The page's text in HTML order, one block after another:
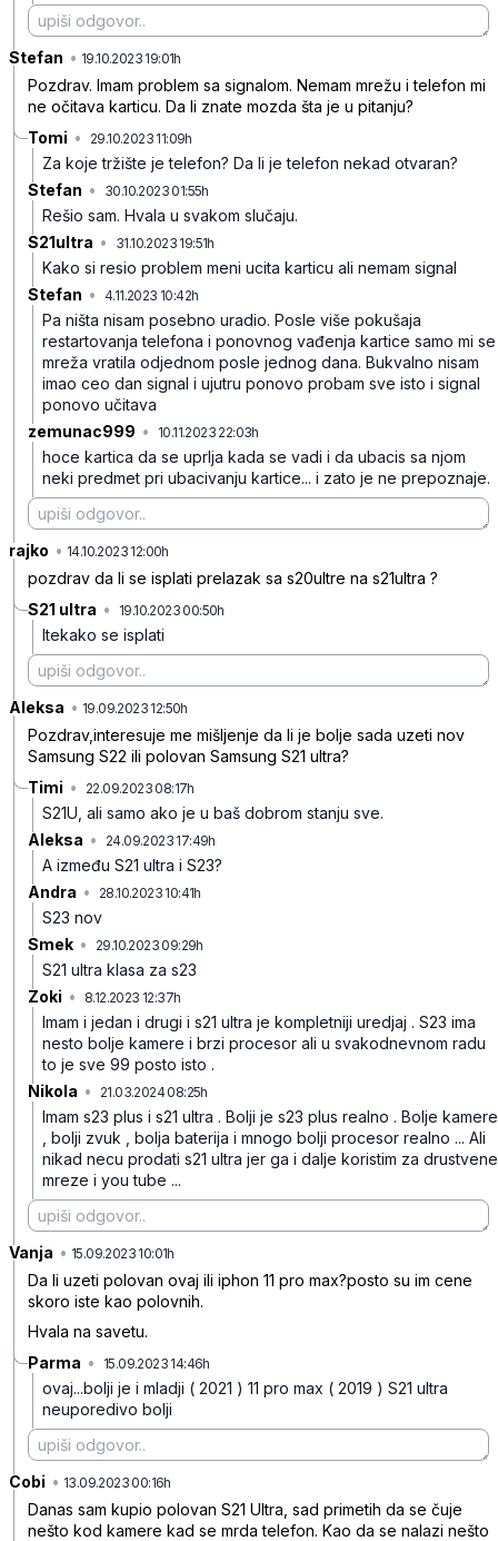
Stefan • 19.10.2023 19:01h
Pozdrav. Imam problem sa signalom. Nemam mrežu i telefon mi
ne očitava karticu. Da li znate mozda šta je u pitanju?
Tomi • 29.10.2023 11:09h
Za koje tržište je telefon? Da li je telefon nekad otvaran?
Stefan • 30.10.2023 01:55h
Rešio sam. Hvala u svakom slučaju.
S21ultra • 31.10.2023 19:51h
Kako si resio problem meni ucita karticu ali nemam signal
Stefan • 4.11.2023 10:42h
Pa ništa nisam posebno uradio. Posle više pokušaja
restartovanja telefona i ponovnog vađenja kartice samo mi se
mreža vratila odjednom posle jednog dana. Bukvalno nisam
imao ceo dan signal i ujutru ponovo probam sve isto i signal
ponovo učitava
zemunac999 • 10.11.2023 22:03h
hoce kartica da se uprlja kada se vadi i da ubacis sa njom
neki predmet pri ubacivanju kartice... i zato je ne prepoznaje.
rajko • 14.10.2023 12:00h
pozdrav da li se isplati prelazak sa s20ultre na s21ultra ?
S21 ultra • 19.10.2023 00:50h
Itekako se isplati
Aleksa • 19.09.2023 12:50h
Pozdrav,interesuje me mišljenje da li je bolje sada uzeti nov
Samsung S22 ili polovan Samsung S21 ultra?
Timi • 22.09.2023 08:17h
S21U, ali samo ako je u baš dobrom stanju sve.
Aleksa • 24.09.2023 17:49h
A između S21 ultra i S23?
Andra • 28.10.2023 10:41h
S23 nov
Smek • 29.10.2023 09:29h
S21 ultra klasa za s23
Zoki • 8.12.2023 12:37h
Imam i jedan i drugi i s21 ultra je kompletniji uredjaj . S23 ima
nesto bolje kamere i brzi procesor ali u svakodnevnom radu
to je sve 99 posto isto .
Nikola • 21.03.2024 08:25h
Imam s23 plus i s21 ultra . Bolji je s23 plus realno . Bolje kamere
, bolji zvuk , bolja baterija i mnogo bolji procesor realno ... Ali
nikad necu prodati s21 ultra jer ga i dalje koristim za drustvene
mreze i you tube ...
Vanja • 15.09.2023 10:01h
Da li uzeti polovan ovaj ili iphon 11 pro max?posto su im cene
skoro iste kao polovnih.
Hvala na savetu.
Parma • 15.09.2023 14:46h
ovaj...bolji je i mladji ( 2021 ) 11 pro max ( 2019 ) S21 ultra
neuporedivo bolji
Cobi • 13.09.2023 00:16h
Danas sam kupio polovan S21 Ultra, sad primetih da se čuje
nešto kod kamere kad se mrda telefon. Kao da se nalazi nešto